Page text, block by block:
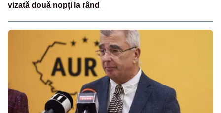
vizată două nopți la rând